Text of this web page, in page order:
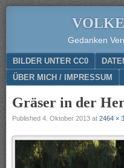
Gedanken
Menu
SKIP TO CONTENT
BILDER UNTER CC0
ÜBER MICH / IMPRESSUM
Gräser in der
Published 4. Oktober 2013 at 2464 ×